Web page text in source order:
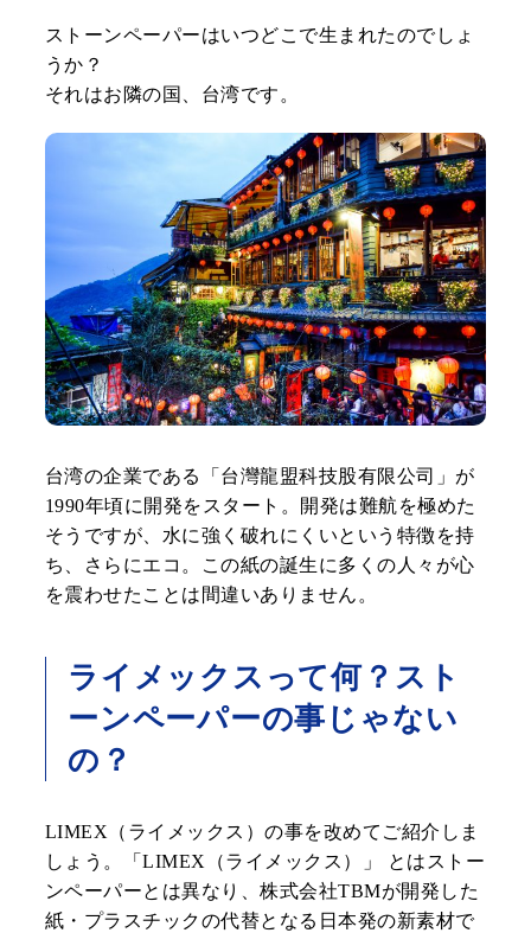
ストーンペーパーはいつどこで生まれたのでしょ
うか？
それはお隣の国、台湾です。
台湾の企業である「台灣龍盟科技股有限公司」が
1990年頃に開発をスタート。開発は難航を極めた
そうですが、水に強く破れにくいという特徴を持
ち、さらにエコ。この紙の誕生に多くの人々が心
を震わせたことは間違いありません。
ライメックスって何？スト
ーンペーパーの事じゃない
の？
LIMEX（ライメックス）の事を改めてご紹介しま
しょう。「LIMEX（ライメックス）」 とはストー
ンペーパーとは異なり、株式会社TBMが開発した
紙・プラスチックの代替となる日本発の新素材で